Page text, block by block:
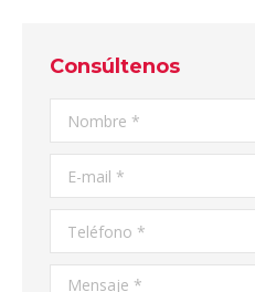
Consúltenos
Nombre *
E-mail *
Teléfono *
Mensaje *